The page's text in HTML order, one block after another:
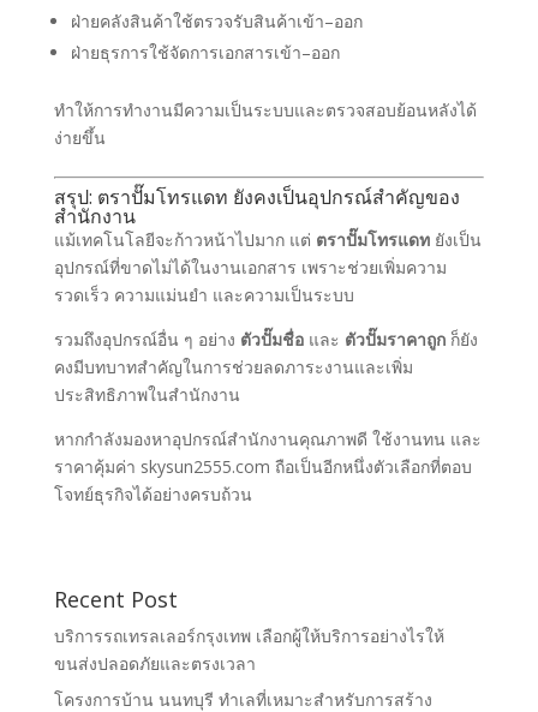
ฝ่ายคลังสินค้าใช้ตรวจรับสินค้าเข้า–ออก
ฝ่ายธุรการใช้จัดการเอกสารเข้า–ออก
ทำให้การทำงานมีความเป็นระบบและตรวจสอบย้อนหลังได้
ง่ายขึ้น
สรุป: ตราปั๊มโทรแดท ยังคงเป็นอุปกรณ์สำคัญของ
สำนักงาน
แม้เทคโนโลยีจะก้าวหน้าไปมาก แต่ ตราปั๊มโทรแดทยังเป็น
อุปกรณ์ที่ขาดไม่ได้ในงานเอกสาร เพราะช่วยเพิ่มความ
รวดเร็ว ความแม่นยำ และความเป็นระบบ
รวมถึงอุปกรณ์อื่น ๆ อย่าง ตัวปั๊มชื่อและ ตัวปั๊มราคาถูกก็ยัง
คงมีบทบาทสำคัญในการช่วยลดภาระงานและเพิ่ม
ประสิทธิภาพในสำนักงาน
หากกำลังมองหาอุปกรณ์สำนักงานคุณภาพดี ใช้งานทน และ
ราคาคุ้มค่า skysun2555.com ถือเป็นอีกหนึ่งตัวเลือกที่ตอบ
โจทย์ธุรกิจได้อย่างครบถ้วน
Recent Post
บริการรถเทรลเลอร์กรุงเทพ เลือกผู้ให้บริการอย่างไรให้
ขนส่งปลอดภัยและตรงเวลา
โครงการบ้าน นนทบุรี ทำเลที่เหมาะสำหรับการสร้าง